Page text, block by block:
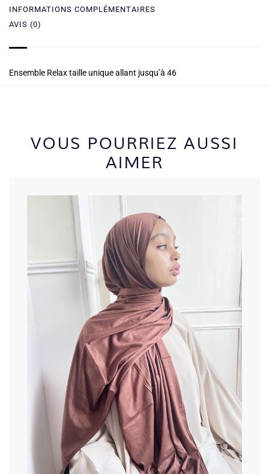
INFORMATIONS COMPLÉMENTAIRES
AVIS (0)
Ensemble Relax taille unique allant jusqu’à 46
VOUS POURRIEZ AUSSI
AIMER